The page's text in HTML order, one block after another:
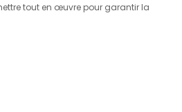
tout en œuvre pour garantir la